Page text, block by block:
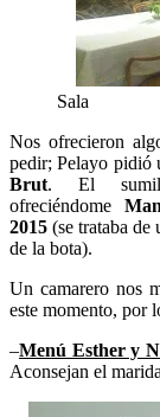
Sala
Nos ofrecieron
pedir; Pelayo pidió
Brut. El
ofreciéndome
2015(se trataba de
de la bota).
Un camarero nos
este momento, por
–Menú Esther y
Aconsejan el